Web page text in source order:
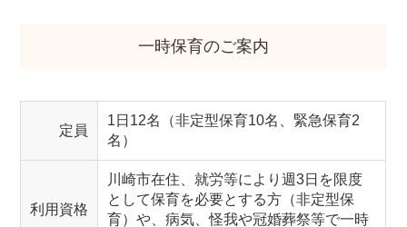
一時保育のご案内
定員
1日12名（非定型保育10名、緊急保育2
名）
利用資格
川崎市在住、就労等により週3日を限度
として保育を必要とする方（非定型保
育）や、病気、怪我や冠婚葬祭等で一時